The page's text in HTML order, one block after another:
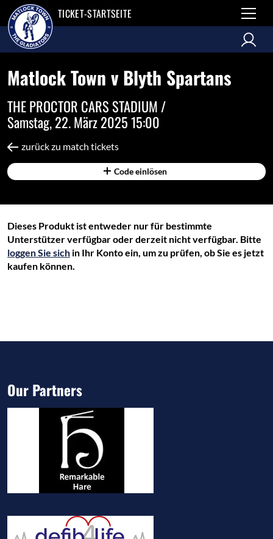
TICKET-STARTSEITE
Matlock Town v Blyth Spartans
THE PROCTOR CARS STADIUM /
Samstag, 22. März 2025 15:00
zurück zu match tickets
Code einlösen
Dieses Produkt ist entweder nur für bestimmte
Unterstützer verfügbar oder derzeit nicht verfügbar. Bitte
loggen Sie sich in Ihr Konto ein, um zu prüfen, ob Sie es jetzt
kaufen können.
Our Partners